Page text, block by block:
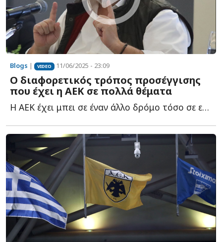
Blogs | VIDEO 11/06/2025 - 23:09
Ο διαφορετικός τρόπος προσέγγισης
που έχει η ΑΕΚ σε πολλά θέματα
Η ΑΕΚ έχει μπει σε έναν άλλο δρόμο τόσο σε επίπεδο στελεχών, ό...